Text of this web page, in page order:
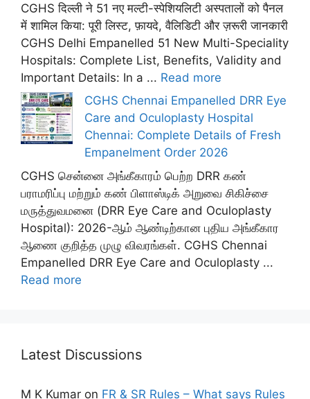
CGHS दिल्ली ने 51 नए मल्टी-स्पेशियलिटी अस्पतालों को पैनल
में शामिल किया: पूरी लिस्ट, फ़ायदे, वैलिडिटी और ज़रूरी जानकारी
CGHS Delhi Empanelled 51 New Multi-Speciality
Hospitals: Complete List, Benefits, Validity and
Important Details: In a ... Read more
CGHS Chennai Empanelled DRR Eye
Care and Oculoplasty Hospital
Chennai: Complete Details of Fresh
Empanelment Order 2026
CGHS சென்னை அங்கீகாரம் பெற்ற DRR கண்
பராமரிப்பு மற்றும் கண் பிளாஸ்டிக் அறுவை சிகிச்சை
மருத்துவமனை (DRR Eye Care and Oculoplasty
Hospital): 2026-ஆம் ஆண்டிற்கான புதிய அங்கீகார
ஆணை குறித்த முழு விவரங்கள். CGHS Chennai
Empanelled DRR Eye Care and Oculoplasty ...
Read more
Latest Discussions
M K Kumar on FR & SR Rules – What says Rules